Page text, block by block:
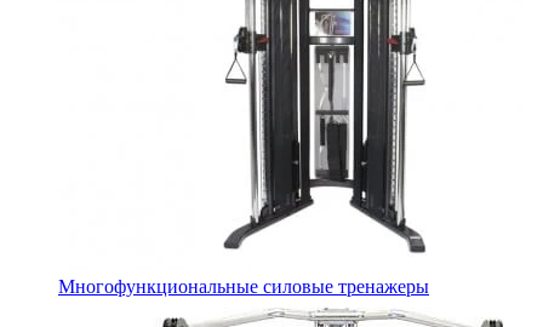
Многофункциональные силовые тренажеры